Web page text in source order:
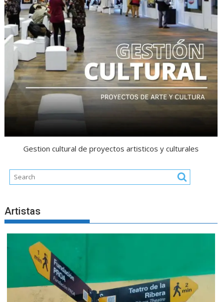
Gestion cultural de proyectos artisticos y culturales
Artistas